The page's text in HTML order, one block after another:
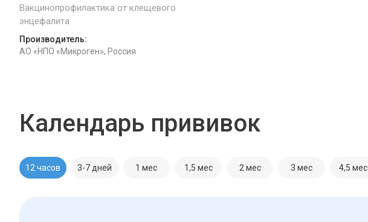
Вакцинопрофилактика от клещевого
энцефалита
Производитель:
АО «НПО «Микроген», Россия
Календарь прививок
12 часов 3-7 дней 1 мес 1,5 мес 2 мес 3 мес 4,5 мес